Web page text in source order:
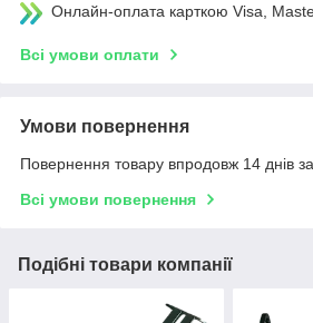
Онлайн-оплата карткою Visa,
Всі умови оплати
Умови повернення
Повернення товару впродовж 14 днів
Всі умови повернення
Подібні товари компанії